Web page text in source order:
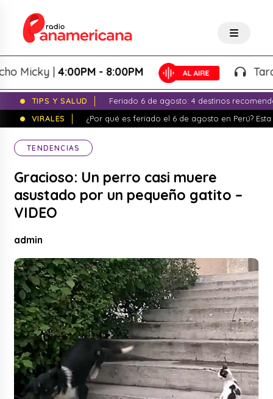
|4:00PM - 8:00PM
TIPS Y SALUD
Feriado 6 de agosto: 4 destinos
VIRALES
¿Por qué es feriado el 6 de agosto en Perú?
TENDENCIAS
Gracioso: Un perro casi muere
asustado por un pequeño gatito –
VIDEO
admin